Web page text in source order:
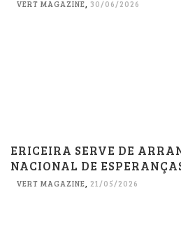
VERT MAGAZINE 30/06/2026
ERICEIRA SERVE DE
NACIONAL DE
VERT MAGAZINE, 21/05/2026